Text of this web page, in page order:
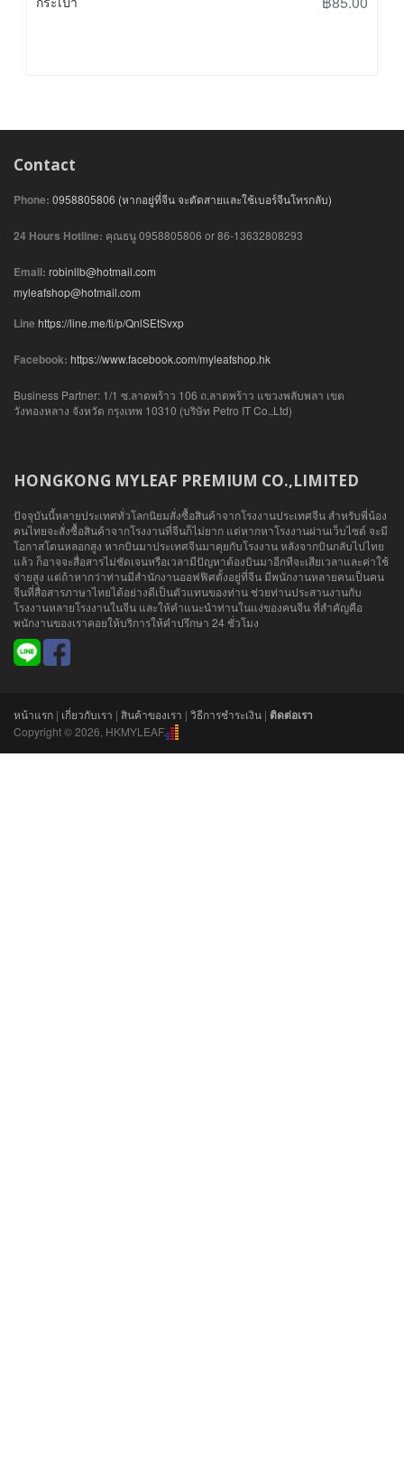
Contact
Phone: 0958805806 (หากอยู่ที่จีน จะตัดสายและใช้เบอร์จีนโทรกลับ)
24 Hours Hotline: คุณธนู 0958805806 or 86-13632808293
Email: robinllb@hotmail.com
myleafshop@hotmail.com
Line https://line.me/ti/p/QnlSEtSvxp
Facebook: https://www.facebook.com/myleafshop.hk
Business Partner: 1/1 ซ.ลาดพร้าว 106 ถ.ลาดพร้าว แขวงพลับพลา เขต
วังทองหลาง จังหวัด กรุงเทพ 10310 (บริษัท Petro IT Co.,Ltd)
HONGKONG MYLEAF PREMIUM CO.,LIMITED
ปัจจุบันนี้หลายประเทศทั่วโลกนิยมสั่งซื้อสินค้าจากโรงงานประเทศจีน สำหรับพี่น้อง
คนไทยจะสั่งซื้อสินค้าจากโรงงานที่จีนก็ไม่ยาก แต่หากหาโรงงานผ่านเว็บไซต์ จะมี
โอกาสโดนหลอกสูง หากบินมาประเทศจีนมาคุยกับโรงงาน หลังจากบินกลับไปไทย
แล้ว ก็อาจจะสื่อสารไม่ชัดเจนหรือเวลามีปัญหาต้องบินมาอีกทีจะเสียเวลาและค่าใช้
จ่ายสูง แต่ถ้าหากว่าท่านมีสำนักงานออฟฟิศตั้งอยู่ที่จีน มีพนักงานหลายคนเป็นคน
จีนที่สื่อสารภาษาไทยได้อย่างดีเป็นตัวแทนของท่าน ช่วยท่านประสานงานกับ
โรงงานหลายโรงงานในจีน และให้คำแนะนำท่านในแง่ของคนจีน ที่สำคัญคือ
พนักงานของเราคอยให้บริการให้คำปรึกษา 24 ชั่วโมง
หน้าแรก | เกี่ยวกับเรา | สินค้าของเรา | วิธีการชำระเงิน | ติดต่อเรา
Copyright © 2026, HKMYLEAF.